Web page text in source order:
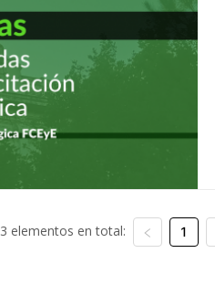
3 elementos en total: 1